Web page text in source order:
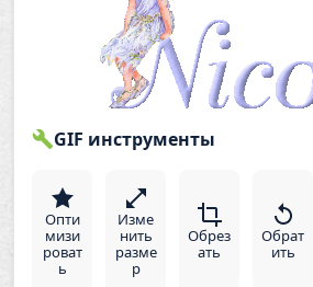
GIF инструменты
Опти
мизи
роват
ь
Изме
нить
разме
р
Обрез
ать
Обрат
ить